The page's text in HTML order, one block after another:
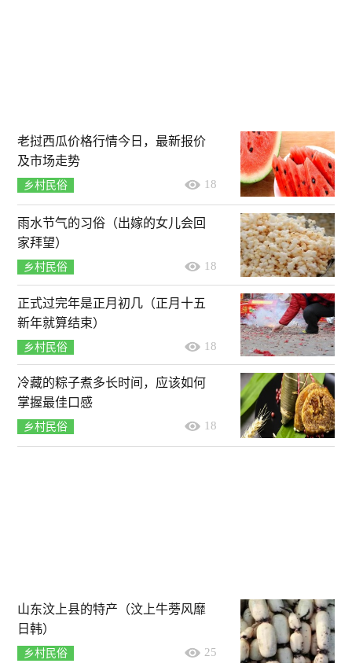
老挝西瓜价格行情今日，最新报价
及市场走势
乡村民俗 18
雨水节气的习俗（出嫁的女儿会回
家拜望）
乡村民俗 18
正式过完年是正月初几（正月十五
新年就算结束）
乡村民俗 18
冷藏的粽子煮多长时间，应该如何
掌握最佳口感
乡村民俗 18
山东汶上县的特产（汶上牛蒡风靡
日韩）
乡村民俗 25